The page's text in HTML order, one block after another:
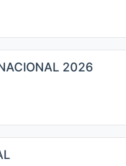
2026